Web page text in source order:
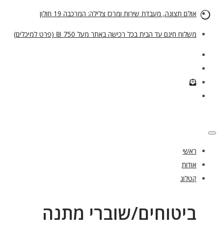
אולם תצוגה, מעבדת שירות ומרכז צלילה: המרכבה 19 חולון
משלוח חינם עד הבית בכל רכישה באתר מעל 750 ₪ (פרט למיכלים)
ראשי
אודות
קטלוג
ביטוחים/שוברי מתנה